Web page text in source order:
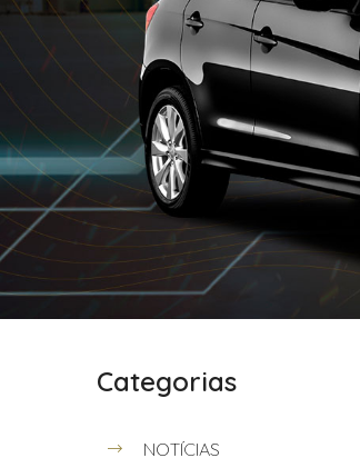
Categorias
NOTÍCIAS